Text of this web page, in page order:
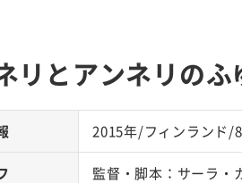
リとアンネリのふ
2015年/フィンランド/
監督・脚本：サーラ・